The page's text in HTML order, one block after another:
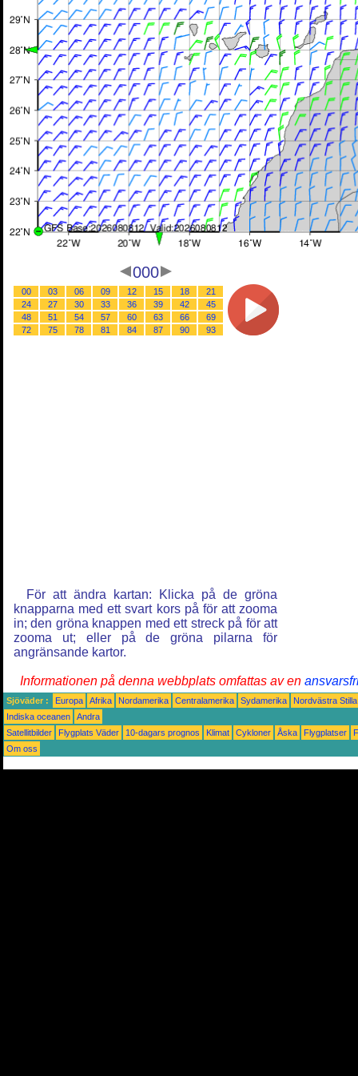
000
00 03 06 09 12 15 18
21
24
27 30 33 36 39 42
45
48
51 54 57 60 63 66
69
72
75 78 81 84 87 90 93
För att ändra kartan: Klicka på de gröna
knapparna med ett svart kors på för att zooma
in; den gröna knappen med ett streck på för att
zooma ut; eller på de gröna pilarna för
angränsande kartor.
Informationen på denna webbplats omfattas av en
Sjöväder : Europa Afrika Nordamerika Centralamerika Sydamerika
Nordvästra
Indiska oceanen
Andra
Satellitbilder
Flygplats Väder 10-dagars prognos Klimat Cykloner Åska Flygplatser
Om oss